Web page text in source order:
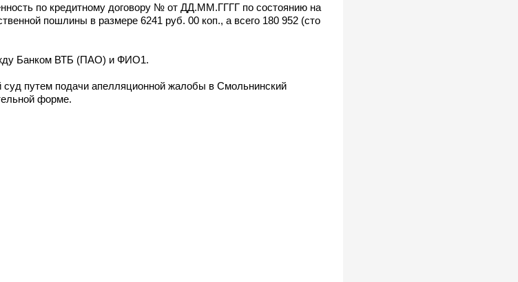
по кредитному договору № от ДД.ММ.ГГГГ по состоянию на
пошлины в размере 6241 руб. 00 коп., а всего 180 952 (сто
Банком ВТБ (ПАО) и ФИО1.
путем подачи апелляционной жалобы в Смольнинский
форме.